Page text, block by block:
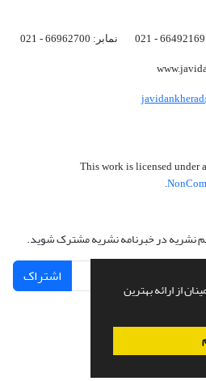
از ارائه بهترین
This work is licensed under a
نشریه در خبرنامه نشریه مشترک شوید.
اشتراک
و پیاده سازی ازسیناوب